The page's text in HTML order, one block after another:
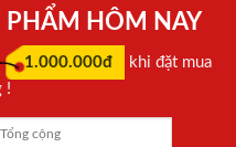
PHẨM HÔM NAY
1.000.000đ
khi đặt mua
!